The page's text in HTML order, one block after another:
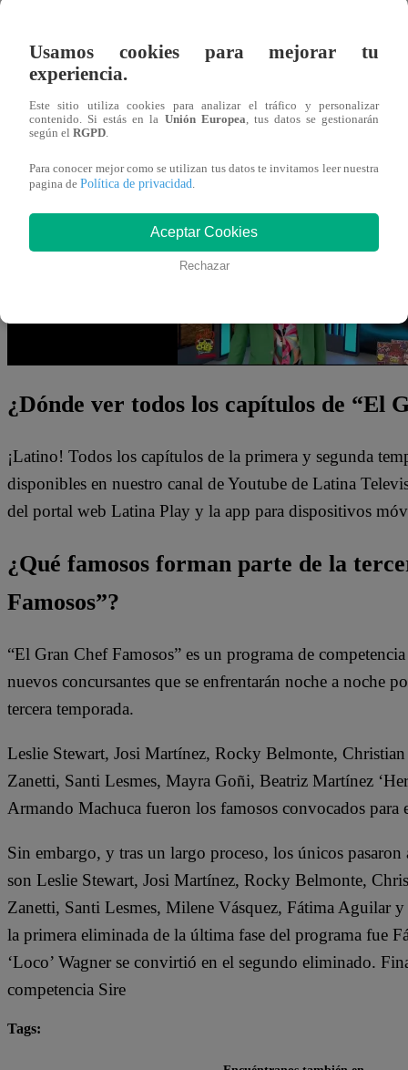
tiempo de cocción a la masa. Tal vez un puntito más de
veo que los cortes de seso están un poquito grandes.
sangre”.
Este martes 3 de octubre, Josi Martínez, Mariella
Gran Chef Famosos” para evitar la eliminación y llegar
¿Dónde ver todos los capítulos de “El
¡Latino! Todos los capítulos de la primera y segunda
disponibles en nuestro canal de Youtube de Latina
del portal web Latina Play y la app para dispositivos
¿Qué famosos forman parte de la
Famosos”?
“El Gran Chef Famosos” es un programa de
nuevos concursantes que se enfrentarán noche a noche
tercera temporada.
Leslie Stewart, Josi Martínez, Rocky Belmonte,
Zanetti, Santi Lesmes, Mayra Goñi, Beatriz Martínez
Armando Machuca fueron los famosos convocados para
Sin embargo, y tras un largo proceso, los únicos
son Leslie Stewart, Josi Martínez, Rocky Belmonte,
Zanetti, Santi Lesmes, Milene Vásquez, Fátima Aguilar
la primera eliminada de la última fase del programa fue
‘Loco’ Wagner se convirtió en el segundo eliminado.
competencia Sire
Tags:
Usamos cookies para mejorar tu
experiencia.
Este sitio utiliza cookies para analizar el tráfico y personalizar
contenido. Si estás en la Unión Europea, tus datos se gestionarán
según el RGPD.
Para conocer mejor como se utilizan tus datos te invitamos leer nuestra
pagina de Política de privacidad.
Aceptar Cookies
Rechazar